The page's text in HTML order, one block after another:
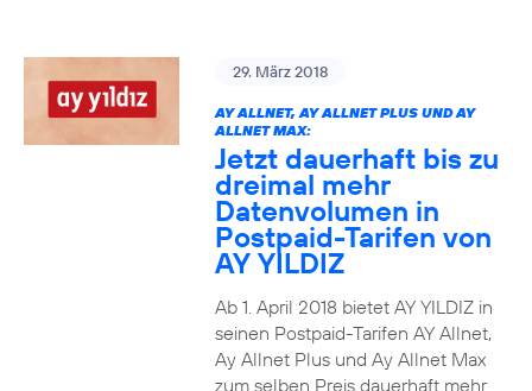
29. März 2018
AY ALLNET, AY ALLNET PLUS UND AY
ALLNET MAX:
Jetzt dauerhaft bis zu
dreimal mehr
Datenvolumen in
Postpaid-Tarifen von
AY YILDIZ
Ab 1. April 2018 bietet AY YILDIZ in
seinen Postpaid-Tarifen AY Allnet,
Ay Allnet Plus und Ay Allnet Max
zum selben Preis dauerhaft mehr